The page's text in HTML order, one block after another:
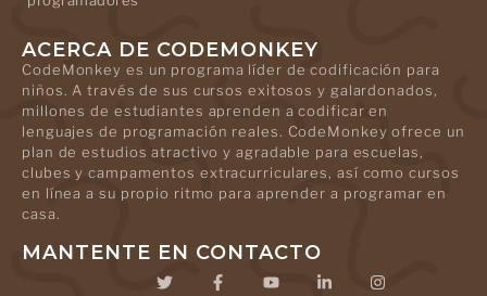
ACERCA DE CODEMONKEY
CodeMonkey es un programa líder de codificación para
niños. A través de sus cursos exitosos y galardonados,
millones de estudiantes aprenden a codificar en
lenguajes de programación reales. CodeMonkey ofrece un
plan de estudios atractivo y agradable para escuelas,
clubes y campamentos extracurriculares, así como cursos
en línea a su propio ritmo para aprender a programar en
casa.
MANTENTE EN CONTACTO